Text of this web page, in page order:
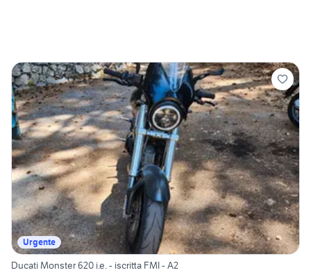
Urgente
Ducati Monster 620 i.e. - iscritta FMI - A2